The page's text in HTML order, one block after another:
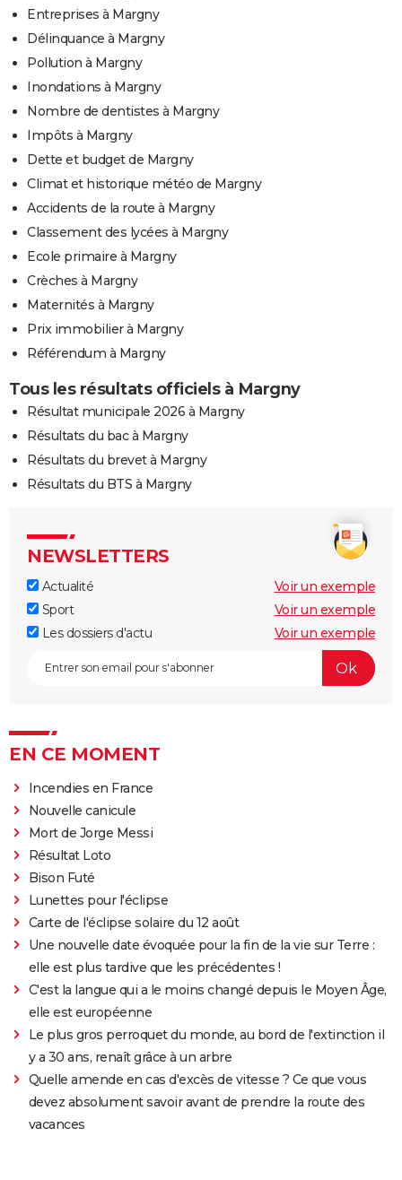
Entreprises à Margny
Délinquance à Margny
Pollution à Margny
Inondations à Margny
Nombre de dentistes à Margny
Impôts à Margny
Dette et budget de Margny
Climat et historique météo de Margny
Accidents de la route à Margny
Classement des lycées à Margny
Ecole primaire à Margny
Crèches à Margny
Maternités à Margny
Prix immobilier à Margny
Référendum à Margny
Tous les résultats officiels à Margny
Résultat municipale 2026 à Margny
Résultats du bac à Margny
Résultats du brevet à Margny
Résultats du BTS à Margny
NEWSLETTERS
Actualité
Voir un exemple
Sport
Voir un exemple
Les dossiers d'actu
Voir un exemple
EN CE MOMENT
Incendies en France
Nouvelle canicule
Mort de Jorge Messi
Résultat Loto
Bison Futé
Lunettes pour l'éclipse
Carte de l'éclipse solaire du 12 août
Une nouvelle date évoquée pour la fin de la vie sur Terre :
elle est plus tardive que les précédentes !
C'est la langue qui a le moins changé depuis le Moyen Âge,
elle est européenne
Le plus gros perroquet du monde, au bord de l'extinction il
y a 30 ans, renaît grâce à un arbre
Quelle amende en cas d'excès de vitesse ? Ce que vous
devez absolument savoir avant de prendre la route des
vacances